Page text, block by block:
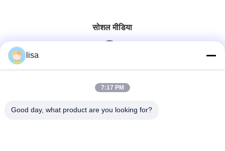
सोशल मीडिया
त्वरित संपर्क
lisa
7:17 PM
Good day, what product are you looking for?